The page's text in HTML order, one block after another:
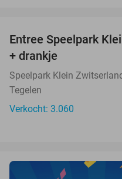
Entree Speelpark
+ drankje
Speelpark Klein
Tegelen
Verkocht: 3.060